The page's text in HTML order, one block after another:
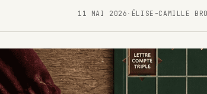
11 MAI 2026 · ÉLISE-CAMILLE